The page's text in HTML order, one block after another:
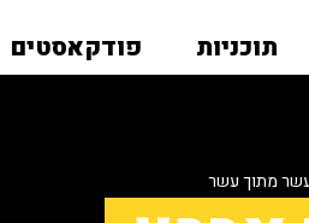
תוכניות פודקאסטים
מתוך עשר